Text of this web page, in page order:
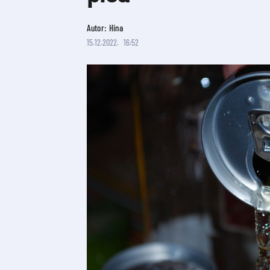
Autor: Hina
15.12.2022. 16:52